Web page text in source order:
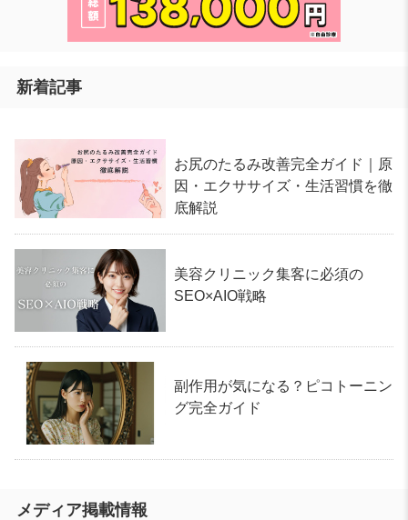
新着記事
お尻のたるみ改善完全ガイド｜原
因・エクササイズ・生活習慣を徹
底解説
美容クリニック集客に必須の
SEO×AIO戦略
副作用が気になる？ピコトーニン
グ完全ガイド
メディア掲載情報